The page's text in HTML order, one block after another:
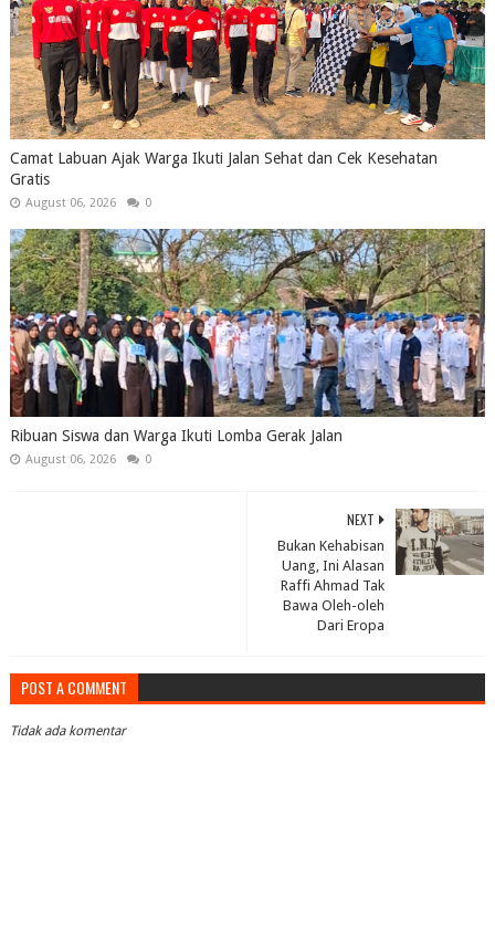
Camat Labuan Ajak Warga Ikuti Jalan Sehat dan Cek Kesehatan
Gratis
August 06, 2026 0
Ribuan Siswa dan Warga Ikuti Lomba Gerak Jalan
August 06, 2026 0
NEXT
Bukan Kehabisan
Uang, Ini Alasan
Raffi Ahmad Tak
Bawa Oleh-oleh
Dari Eropa
POST A COMMENT
Tidak ada komentar